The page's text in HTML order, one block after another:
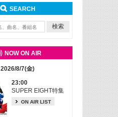
SEARCH
NOW ON AIR
2026/8/7(金)
23:00
SUPER EIGHT特集
ON AIR LIST